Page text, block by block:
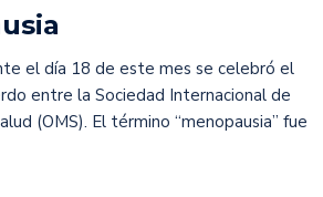
el día 18 de este mes se celebró el
entre la Sociedad Internacional de
(OMS). El término “menopausia” fue